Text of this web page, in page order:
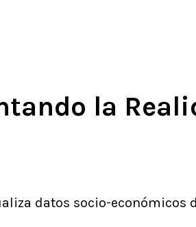
la
datos socio-